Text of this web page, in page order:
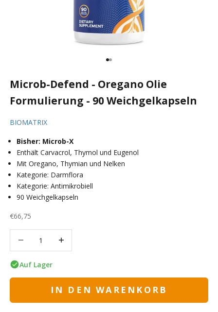
Gehe zu Element 1
Gehe zu Element 2
Microb-Defend - Oregano Olie
Formulierung - 90 Weichgelkapseln
BIOMATRIX
Bisher: Microb-X
Enthält Carvacrol, Thymol und Eugenol
Mit Oregano, Thymian und Nelken
Kategorie: Darmflora
Kategorie: Antimikrobiell
90 Weichgelkapseln
Angebot
€66,75
Auf Lager
IN DEN WARENKORB